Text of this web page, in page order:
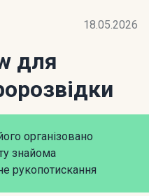
18.05.2026
для
організовано
знайома
рукопотискання